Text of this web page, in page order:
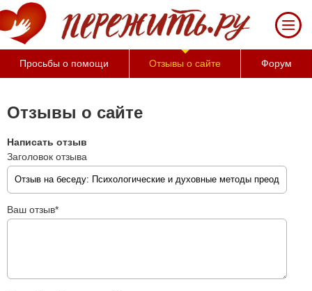
За 50 минут Вы можете
оценить тяжесть своего
состояния и его
психологические
причины (бесплатно)
Просьбы о помощи Отзывы о сайте Форум
Отзывы о сайте
Написать отзыв
Заголовок отзыва
Ваш отзыв*